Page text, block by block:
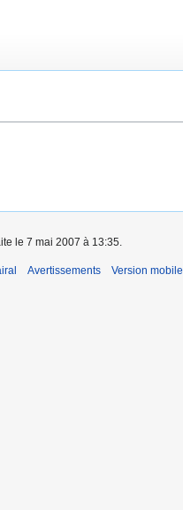
le 7 mai 2007 à 13:35.
Avertissements Version mobile